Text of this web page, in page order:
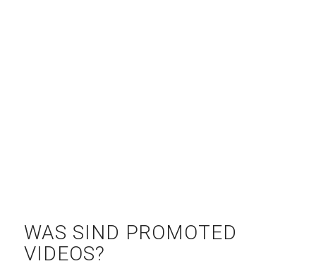
WAS SIND PROMOTED
VIDEOS?